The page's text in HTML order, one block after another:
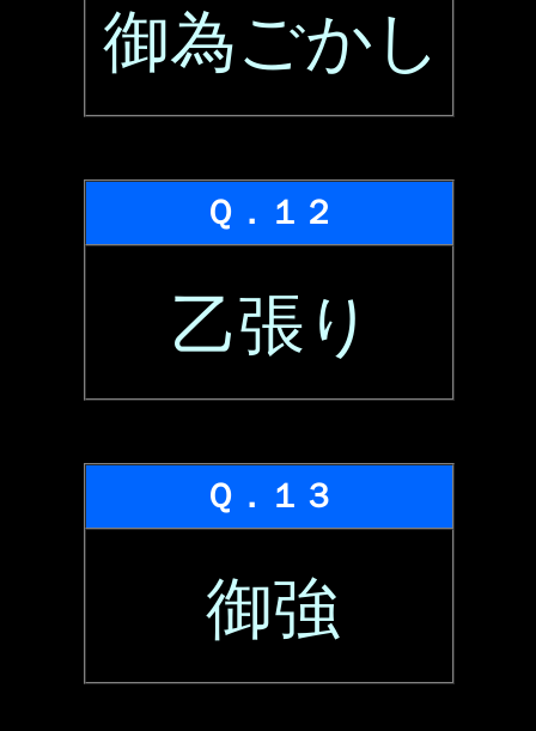
御為ごかし
Ｑ．１２
乙張り
Ｑ．１３
御強